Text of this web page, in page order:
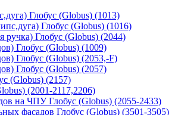
Глобус (Globus) (1013)
Глобус (Globus) (1016)
ручка) Глобус (Globus) (2044)
Глобус (Globus) (1009)
Глобус (Globus) (2053,-F)
Глобус (Globus) (2057)
(Globus) (2157)
(2001-2117,2206)
на ЧПУ Глобус (Globus) (2055-2433)
фасадов Глобус (Globus) (3501-3505)